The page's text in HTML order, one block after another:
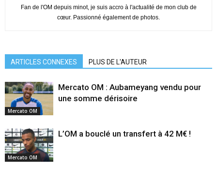
Fan de l'OM depuis minot, je suis accro à l'actualité de mon club de
cœur. Passionné également de photos.
ARTICLES CONNEXES PLUS DE L'AUTEUR
Mercato OM
Mercato OM : Aubameyang vendu pour
une somme dérisoire
Mercato OM
L’OM a bouclé un transfert à 42 M€ !